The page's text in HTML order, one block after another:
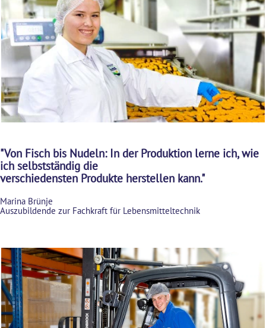
"Von Fisch bis Nudeln: In der Produktion lerne ich, wie
ich selbstständig die
verschiedensten Produkte herstellen kann."
Marina Brünje
Auszubildende zur Fachkraft für Lebensmitteltechnik